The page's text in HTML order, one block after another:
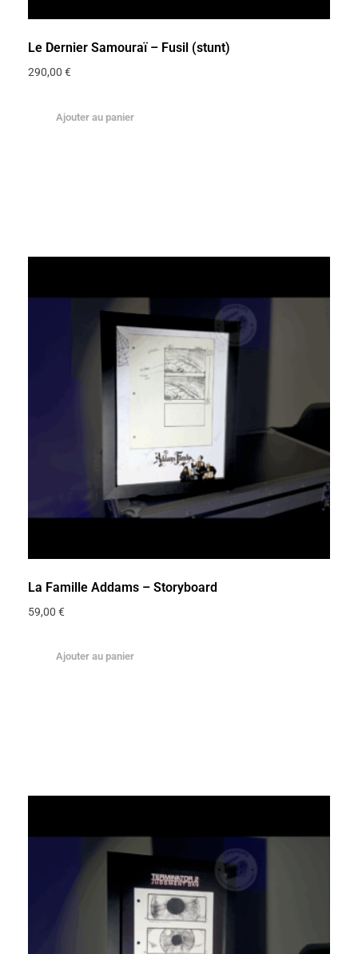
Le Dernier Samouraï – Fusil (stunt)
290,00 €
Ajouter au panier
La Famille Addams – Storyboard
59,00 €
Ajouter au panier